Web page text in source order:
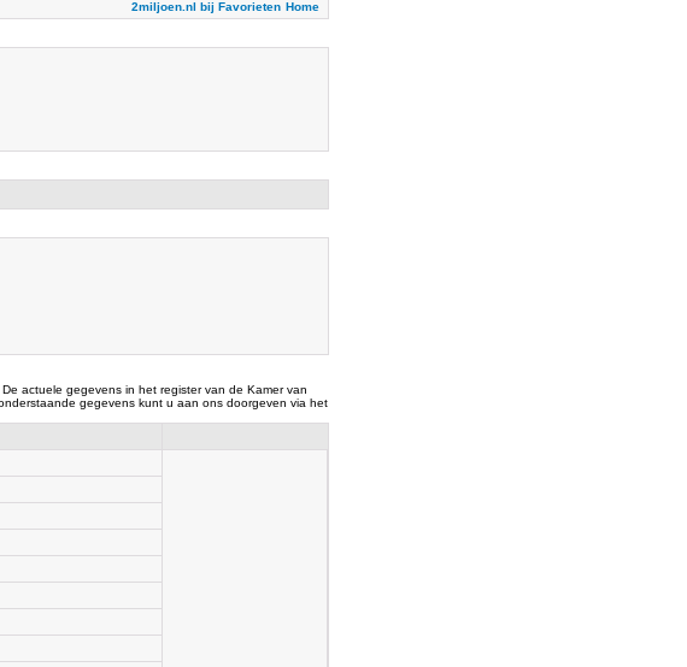
2miljoen.nl bij Favorieten Home
actuele gegevens in het register van de Kamer van
gegevens kunt u aan ons doorgeven via het